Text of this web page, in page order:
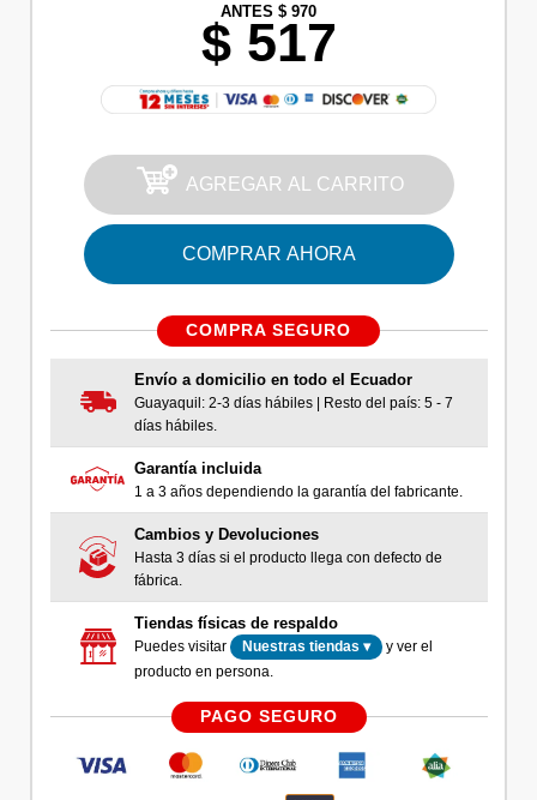
ANTES $ 970
$ 517
AGREGAR AL CARRITO
COMPRAR AHORA
COMPRA SEGURO
Envío a domicilio en todo el Ecuador
Guayaquil: 2-3 días hábiles | Resto del país: 5 - 7
días hábiles.
Garantía incluida
1 a 3 años dependiendo la garantía del fabricante.
Cambios y Devoluciones
Hasta 3 días si el producto llega con defecto de
fábrica.
Tiendas físicas de respaldo
Puedes visitar Nuestras tiendas ▾
y ver el
producto en persona.
PAGO SEGURO